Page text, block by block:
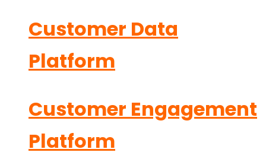
Customer Data
Platform
Customer Engagement
Platform